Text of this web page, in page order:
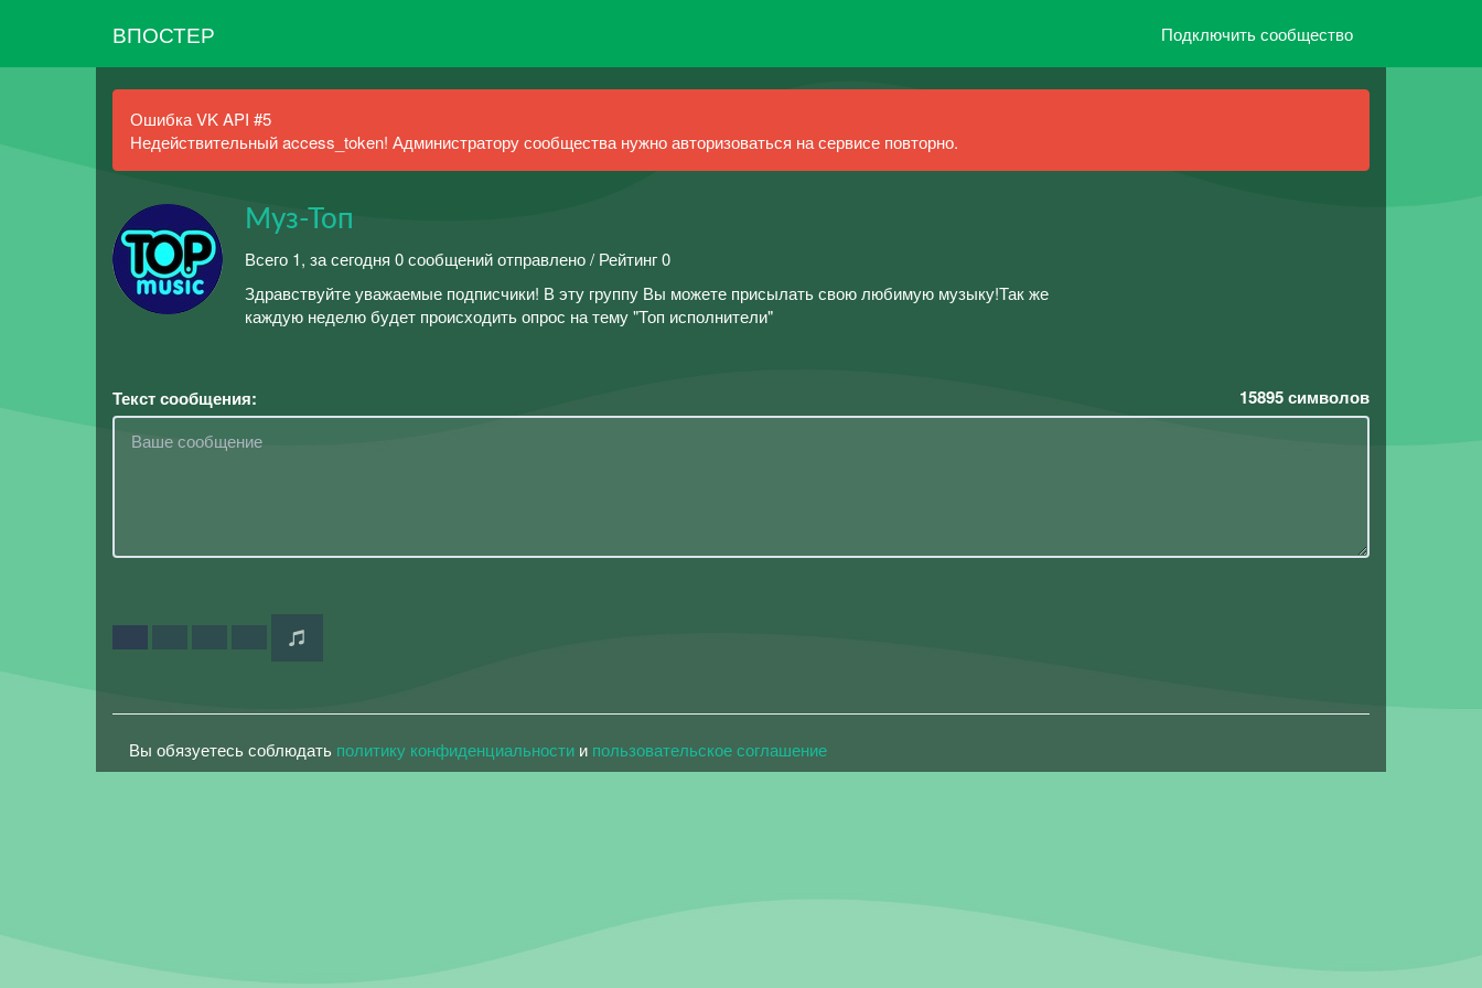
ВПОСТЕР Подключить сообщество
Ошибка VK API #5
Недействительный access_token! Администратору сообщества нужно авторизоваться на сервисе повторно.
Муз-Топ
Всего 1, за сегодня 0 сообщений отправлено / Рейтинг 0
Здравствуйте уважаемые подписчики! В эту группу Вы можете присылать свою любимую музыку!Так же
каждую неделю будет происходить опрос на тему "Топ исполнители"
Текст сообщения: 15895символов
Вы обязуетесь соблюдать политику конфиденциальности и пользовательское соглашение